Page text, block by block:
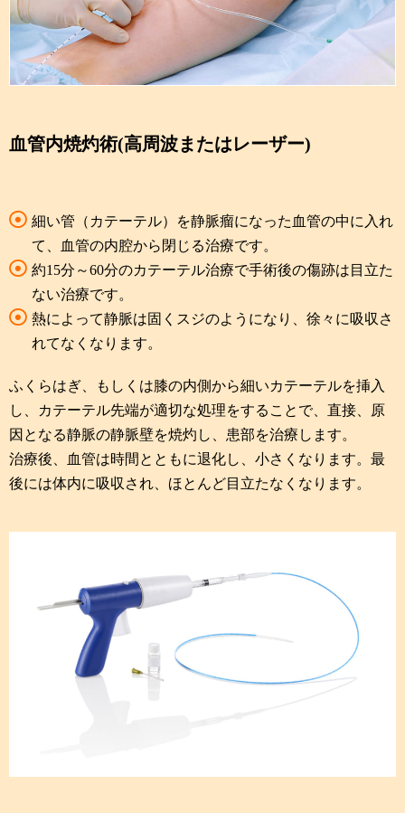
血管内焼灼術(高周波またはレーザー)
細い管（カテーテル）を静脈瘤になった血管の中に入れ
て、血管の内腔から閉じる治療です。
約15分～60分のカテーテル治療で手術後の傷跡は目立た
ない治療です。
熱によって静脈は固くスジのようになり、徐々に吸収さ
れてなくなります。
ふくらはぎ、もしくは膝の内側から細いカテーテルを挿入
し、カテーテル先端が適切な処理をすることで、直接、原
因となる静脈の静脈壁を焼灼し、患部を治療します。
治療後、血管は時間とともに退化し、小さくなります。最
後には体内に吸収され、ほとんど目立たなくなります。